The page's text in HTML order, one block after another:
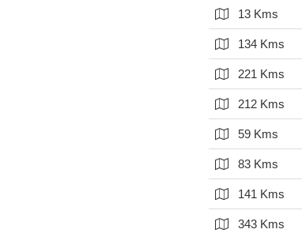
13 Kms
134 Kms
221 Kms
212 Kms
59 Kms
83 Kms
141 Kms
343 Kms